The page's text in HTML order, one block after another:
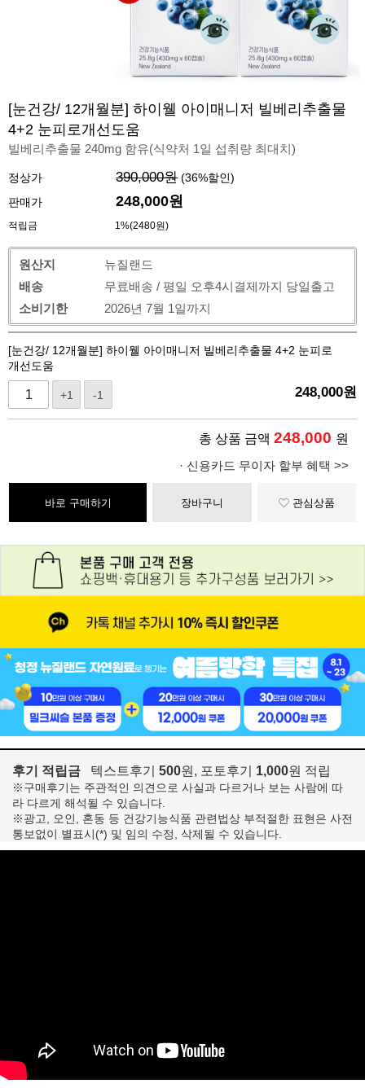
[눈건강/ 12개월분] 하이웰 아이매니저 빌베리추출물
4+2 눈피로개선도움
빌베리추출물 240mg 함유(식약처 1일 섭취량 최대치)
정상가 390,000원 (36%할인)
판매가
248,000원
적립금 1%(2480원)
원산지
뉴질랜드
배송
무료배송 / 평일 오후4시결제까지 당일출고
소비기한
2026년 7월 1일까지
[눈건강/ 12개월분] 하이웰 아이매니저 빌베리추출물 4+2 눈피로
개선도움
+1 -1 248,000원
총 상품 금액 248,000 원
· 신용카드 무이자 할부 혜택 >>
바로 구매하기 장바구니 관심상품
후기 적립금 텍스트후기 500원, 포토후기 1,000원 적립
※구매후기는 주관적인 의견으로 사실과 다르거나 보는 사람에 따
라 다르게 해석될 수 있습니다.
※광고, 오인, 혼동 등 건강기능식품 관련법상 부적절한 표현은 사전
통보없이 별표시(*) 및 임의 수정, 삭제될 수 있습니다.